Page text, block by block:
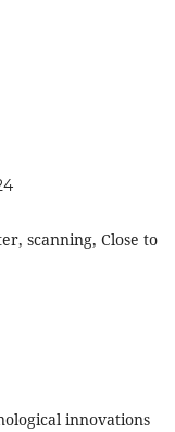
scanning, Close to
innovations